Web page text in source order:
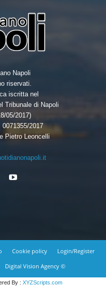
Napoli
riservati.
iscritta nel
Tribunale di Napoli
05/2017)
0071355/2017
Pietro Leoncelli
Cookie policy
Login/Register
Digital Vision Agency ©
By : XYZScripts.com